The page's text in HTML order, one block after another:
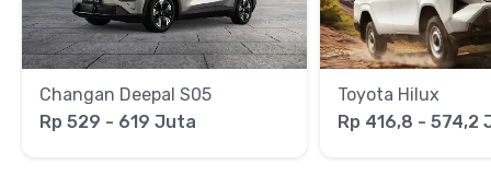
Changan Deepal S05
Rp 529 - 619 Juta
Toyota Hilux
Rp 416,8 - 574,2